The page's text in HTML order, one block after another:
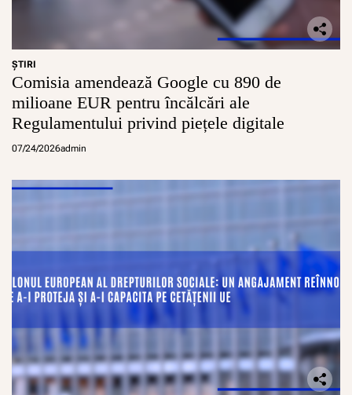
ŞTIRI
Comisia amendează Google cu 890 de
milioane EUR pentru încălcări ale
Regulamentului privind piețele digitale
07/24/2026admin